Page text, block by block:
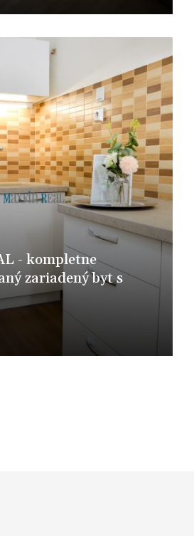
- kompletne
zariadený byt s